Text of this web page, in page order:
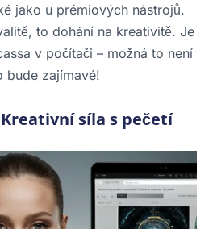
jako u prémiových nástrojů.
to dohání na kreativitě. Je
v počítači – možná to není
bude zajímavé!
síla s pečetí